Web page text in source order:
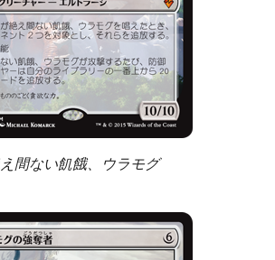
間ない飢餓、ウラモグ